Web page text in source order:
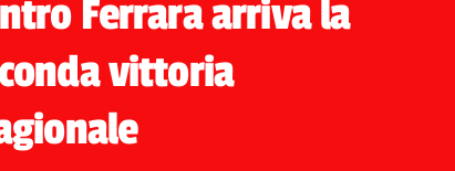
Ferrara arriva la
vittoria